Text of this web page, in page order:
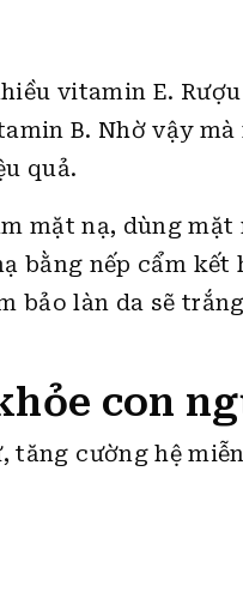
vitamin E.
B. Nhờ vậy mà
quả.
mặt nạ, dùng mặt
bằng nếp cẩm kết
bảo làn da sẽ
con
tăng cường hệ